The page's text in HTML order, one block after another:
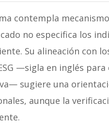
contempla
no especifica los
Su alineación con
—sigla en inglés
sugiere una
aunque la